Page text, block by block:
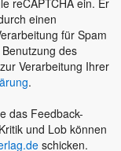
einen
für Spam
des
Verarbeitung Ihrer
.
das Feedback-
und Lob können
schicken.